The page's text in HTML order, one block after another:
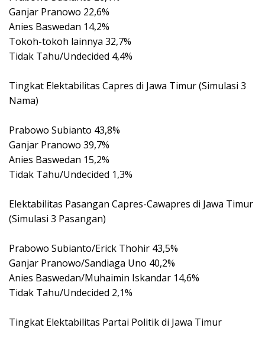
Ganjar Pranowo 22,6%
Anies Baswedan 14,2%
Tokoh-tokoh lainnya 32,7%
Tidak Tahu/Undecided 4,4%
Tingkat Elektabilitas Capres di Jawa Timur (Simulasi 3
Nama)
Prabowo Subianto 43,8%
Ganjar Pranowo 39,7%
Anies Baswedan 15,2%
Tidak Tahu/Undecided 1,3%
Elektabilitas Pasangan Capres-Cawapres di Jawa Timur
(Simulasi 3 Pasangan)
Prabowo Subianto/Erick Thohir 43,5%
Ganjar Pranowo/Sandiaga Uno 40,2%
Anies Baswedan/Muhaimin Iskandar 14,6%
Tidak Tahu/Undecided 2,1%
Tingkat Elektabilitas Partai Politik di Jawa Timur